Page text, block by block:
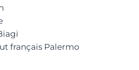
français Palermo